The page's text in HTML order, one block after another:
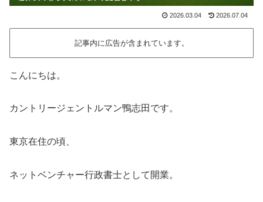
2026.03.04 2026.07.04
記事内に広告が含まれています。
こんにちは。
カントリージェントルマン鴨志田です。
東京在住の頃、
ネットベンチャー行政書士として開業。